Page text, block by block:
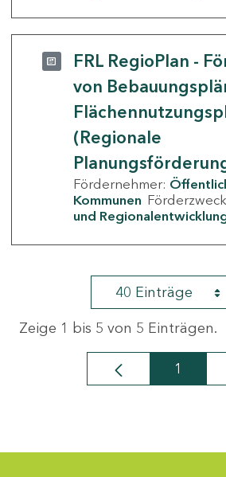
FRL RegioPlan -
von
(Regionale
Fördernehmer:
Kommunen
und
40 Einträge
Zeige 1 bis 5 von 5 Einträgen.
Seite
1